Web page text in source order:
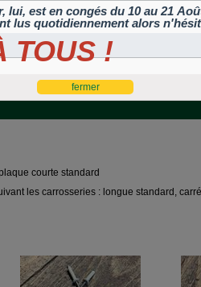
Plaques
peintes
Traitement
Corrosion
lui, est en congés du 10 au 21
lus quotidiennement alors
TOUS !
courte standard
les carrosseries : longue standard,